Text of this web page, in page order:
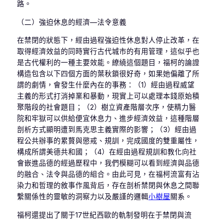
路。
（二）強迫休息的經濟—法令意義
在禁閉的狀態下，經由過程強迫性休息對人停止改革，在
取得經濟效益的同時實行古代城市的有用管理，這似乎也
是古代權利的一種主要效能。繚繞這個題目，福柯的論證
構造包含以下四個方面的葉秋鎖很好奇，如果她偏離了所
謂的劇情，會發生什麼內在的事務：（1）經由過程威望
主義的形式打消掉業和暴動，現實上可以處理本錢原始積
聚階段的社會題目；（2）樹立資產階層次序，使精力醫
院和牢獄可以供給便宜休息力、進步經濟效益，這種階層
剖析方式顯明遭到馬克思主義實際的影響；（3）經由過
程公共辦事的累贅與懲戒、規訓，完成國度的雙重屬性，
構成所謂美德共和國；（4）在經由過程規訓和教化向社
會嵌進品德的經過歷程中，我們模糊可以看到經濟與品德
的融合、法令與品德的組合。由此可見，在福柯流富有沾
染力和哲理的敘事作風背后，存在剖析禁閉與休息之間聯
繫關係性的靈敏的洞察力以及嚴謹的邏輯小樹屋關系。
福柯還提出了關于17世紀西歐的軌制發明在于禁閉與流